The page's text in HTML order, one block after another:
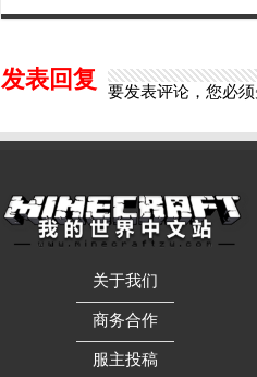
发表回复 要发表评论，您必
关于我们
——————
商务合作
——————
服主投稿